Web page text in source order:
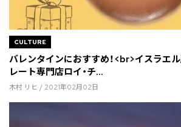
CULTURE
バレンタインにおすすめ！<br>イスラエ
レート専門店ロイ・チ...
木村 リヒ / 2021年02月02日